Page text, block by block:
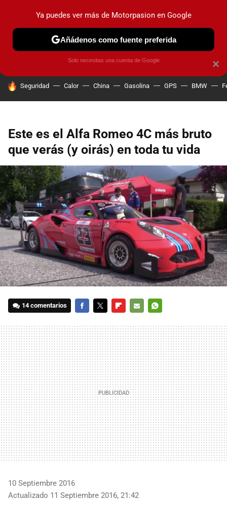
PRUEBAS COCHES ELÉCTRICOS OBSERVATORIO
HOY SE HABLA DE
Seguridad Calor China Gasolina GPS BMW
Este es el Alfa Romeo 4C más bruto
que verás (y oirás) en toda tu vida
14 comentarios
MAIL
10 Septiembre 2016
Actualizado 11 Septiembre 2016, 21:42
×
Ya puedes ver más de Motorpasion en Google
Añádenos como fuente preferida
Solo necesitas una cuenta de Google